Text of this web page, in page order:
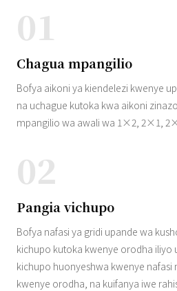
01
Chagua mpangilio
Bofya aikoni ya kiendelezi kwenye
na uchague kutoka kwa aikoni
mpangilio wa awali wa 1×2, 2×1,
02
Pangia vichupo
Bofya nafasi ya gridi upande wa
kichupo kutoka kwenye orodha iliyo
kichupo huonyeshwa kwenye nafasi
kwenye orodha, na kuifanya iwe